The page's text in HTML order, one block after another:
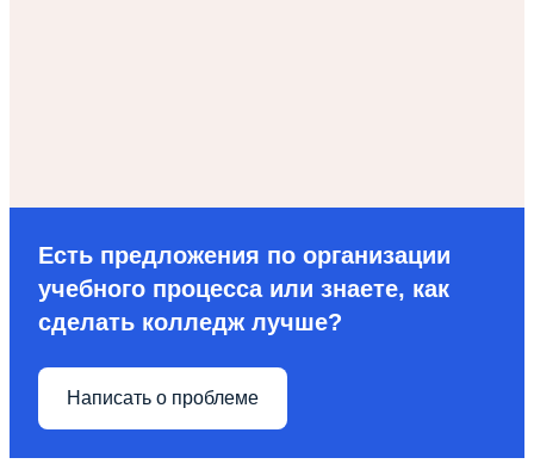
Есть предложения по организации
учебного процесса или знаете, как
сделать колледж лучше?
Написать о проблеме